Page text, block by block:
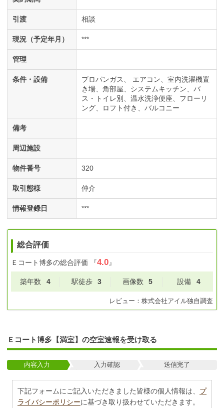
引渡 相談
現況（予定年月） ***
管理
条件・設備 プロパンガス エアコン
室内洗濯機置
き場
角部屋 システムキッチン
バ
ス・トイレ別
温水洗浄便座
フローリ
ング
ロフト付き バルコニー
備考
周辺施設
物件番号 320
取引態様 仲介
情報登録日 ***
総合評価
Ｅコート博多の総合評価 『4.0』
築年数 4 駅徒歩 3 画像数 5 設備 4
レビュー： 株式会社アイル独自調査
Ｅコート博多【満室】の空室速報を受け取る
内容入力 入力確認 送信完了
下記フォームにご記入いただきました皆様の個人情報は、 プ
ライバシーポリシーに基づき取り扱わせていただきます。